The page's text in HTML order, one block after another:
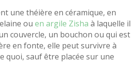
une théière en céramique, en
ou en argile Zisha à laquelle il
couvercle, un bouchon ou qui est
en fonte, elle peut survivre à
quoi, sauf être placée sur une